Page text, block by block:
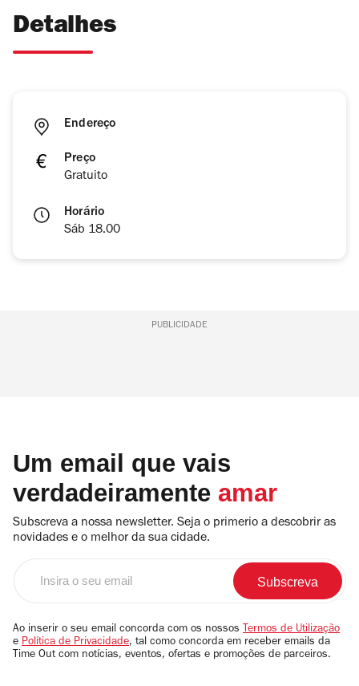
Detalhes
Endereço
Preço
Gratuito
Horário
Sáb 18.00
PUBLICIDADE
Um email que vais
verdadeiramente amar
Subscreva a nossa newsletter. Seja o primerio a descobrir as
novidades e o melhor da sua cidade.
email
Ao inserir o seu email concorda com os nossos Termos de Utilização
e Política de Privacidade, tal como concorda em receber emails da
Time Out com notícias, eventos, ofertas e promoções de parceiros.